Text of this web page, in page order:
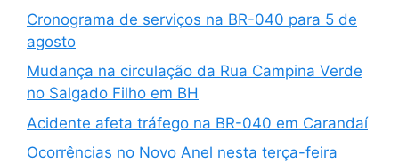
Cronograma de serviços na BR-040 para 5 de
agosto
Mudança na circulação da Rua Campina Verde
no Salgado Filho em BH
Acidente afeta tráfego na BR-040 em Carandaí
Ocorrências no Novo Anel nesta terça-feira